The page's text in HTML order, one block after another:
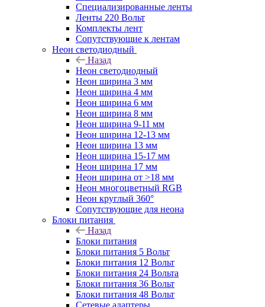
Специализированные ленты
Ленты 220 Вольт
Комплекты лент
Сопутствующие к лентам
Неон светодиодный
Назад
Неон светодиодный
Неон ширина 3 мм
Неон ширина 4 мм
Неон ширина 6 мм
Неон ширина 8 мм
Неон ширина 9-11 мм
Неон ширина 12-13 мм
Неон ширина 13 мм
Неон ширина 15-17 мм
Неон ширина 17 мм
Неон ширина от >18 мм
Неон многоцветный RGB
Неон круглый 360°
Сопутствующие для неона
Блоки питания
Назад
Блоки питания
Блоки питания 5 Вольт
Блоки питания 12 Вольт
Блоки питания 24 Вольта
Блоки питания 36 Вольт
Блоки питания 48 Вольт
Сетевые адаптеры